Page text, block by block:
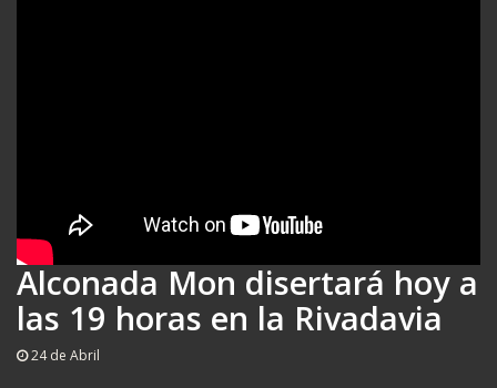
Alconada Mon disertará hoy a
las 19 horas en la Rivadavia
24 de Abril